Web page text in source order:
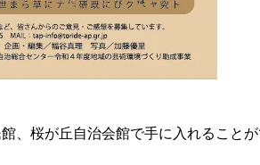
、桜が丘自治会館で手に入れること